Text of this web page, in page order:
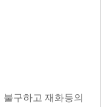
구하고 재화등의